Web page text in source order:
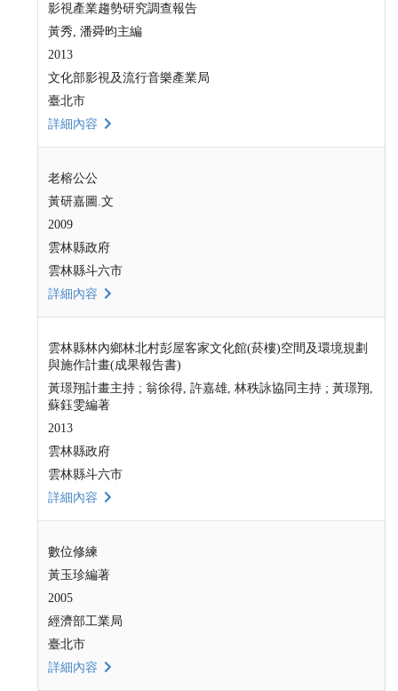
影視產業趨勢研究調查報告
黃秀, 潘舜昀主編
2013
文化部影視及流行音樂產業局
臺北市
詳細內容
老榕公公
黃研嘉圖.文
2009
雲林縣政府
雲林縣斗六市
詳細內容
雲林縣林內鄉林北村彭屋客家文化館(菸樓)空間及環境規劃
與施作計畫(成果報告書)
黃璟翔計畫主持 ; 翁徐得, 許嘉雄, 林秩詠協同主持 ; 黃璟翔,
蘇鈺雯編著
2013
雲林縣政府
雲林縣斗六市
詳細內容
數位修練
黃玉珍編著
2005
經濟部工業局
臺北市
詳細內容